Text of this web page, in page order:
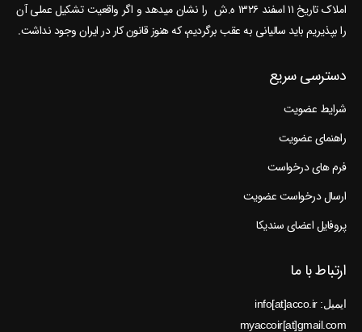
املاک تاریخ ۱۱ اسفند ۱۳۲۶ ه.ش را نشان می‎دهد و اگر واقعیت تشکیل عملی آن
را بپذیریم باید سالیانی به عقب برگردیم، که هنوز قانون کار در ایران وجود نداشت.
دسترسی سریع
شرایط عضویت
راهنمای عضویت
فرم های درخواست
ارسال درخواست عضویت
پروفایل اعضای سندیکا
ارتباط با ما
ایمیل: info[at]acco.ir
myaccoir[at]gmail.com